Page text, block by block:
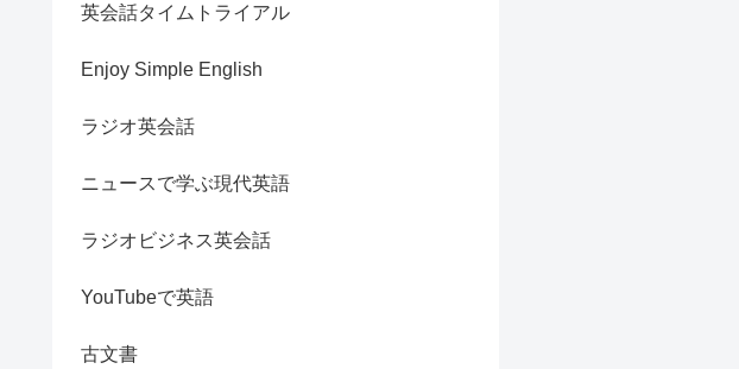
英会話タイムトライアル
Enjoy Simple English
ラジオ英会話
ニュースで学ぶ現代英語
ラジオビジネス英会話
YouTubeで英語
古文書